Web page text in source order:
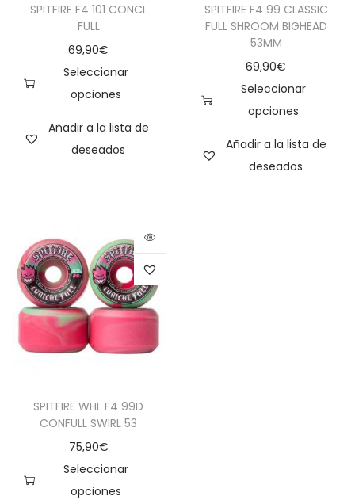
SPITFIRE F4 101 CONCL
FULL
69,90€
Seleccionar
opciones
Añadir a la lista de
deseados
SPITFIRE F4 99 CLASSIC
FULL SHROOM BIGHEAD
53MM
69,90€
Seleccionar
opciones
Añadir a la lista de
deseados
SPITFIRE WHL F4 99D
CONFULL SWIRL 53
75,90€
Seleccionar
opciones